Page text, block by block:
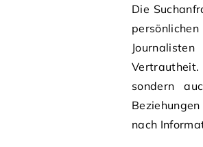
Die
sondern
nach